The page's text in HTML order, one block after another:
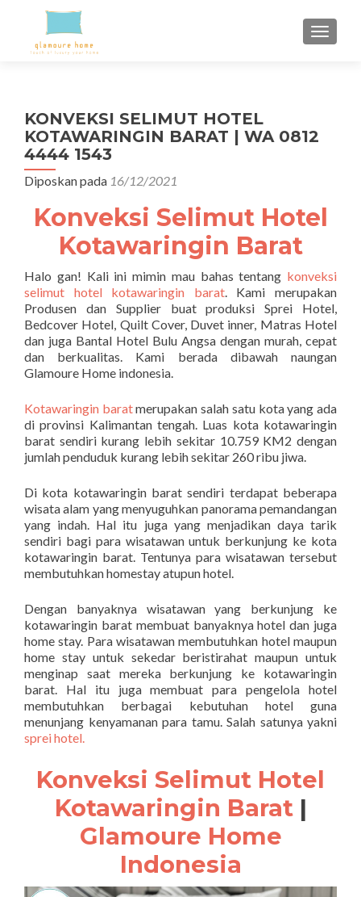
TUKAR
KONVEKSI SELIMUT HOTEL
KOTAWARINGIN BARAT | WA 0812
4444 1543
Diposkan pada 16/12/2021
Konveksi Selimut Hotel
Kotawaringin Barat
Halo gan! Kali ini mimin mau bahas tentang konveksi
selimut hotel kotawaringin barat. Kami merupakan
Produsen dan Supplier buat produksi Sprei Hotel,
Bedcover Hotel, Quilt Cover, Duvet inner, Matras Hotel
dan juga Bantal Hotel Bulu Angsa dengan murah, cepat
dan berkualitas. Kami berada dibawah naungan
Glamoure Home indonesia.
Kotawaringin baratmerupakan salah satu kota yang ada
di provinsi Kalimantan tengah. Luas kota kotawaringin
barat sendiri kurang lebih sekitar 10.759 KM2 dengan
jumlah penduduk kurang lebih sekitar 260 ribu jiwa.
Di kota kotawaringin barat sendiri terdapat beberapa
wisata alam yang menyuguhkan panorama pemandangan
yang indah. Hal itu juga yang menjadikan daya tarik
sendiri bagi para wisatawan untuk berkunjung ke kota
kotawaringin barat. Tentunya para wisatawan tersebut
membutuhkan homestay atupun hotel.
Dengan banyaknya wisatawan yang berkunjung ke
kotawaringin barat membuat banyaknya hotel dan juga
home stay. Para wisatawan membutuhkan hotel maupun
home stay untuk sekedar beristirahat maupun untuk
menginap saat mereka berkunjung ke kotawaringin
barat. Hal itu juga membuat para pengelola hotel
membutuhkan berbagai kebutuhan hotel guna
menunjang kenyamanan para tamu. Salah satunya yakni
sprei hotel.
Konveksi Selimut Hotel
Kotawaringin Barat|
Glamoure Home
Indonesia